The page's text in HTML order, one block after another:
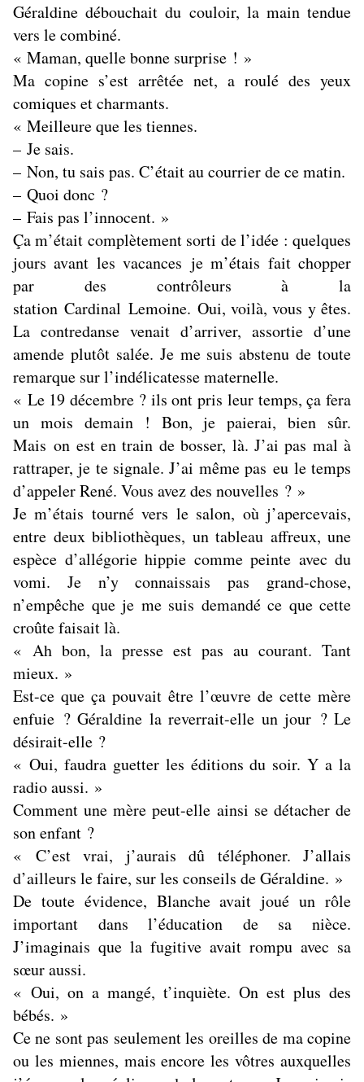
Géraldine débouchait du couloir, la main tendue
vers le combiné.
« Maman, quelle bonne surprise ! »
Ma copine s’est arrêtée net, a roulé des yeux
comiques et charmants.
« Meilleure que les tiennes.
– Je sais.
– Non, tu sais pas. C’était au courrier de ce matin.
– Quoi donc ?
– Fais pas l’innocent. »
Ça m’était complètement sorti de l’idée : quelques
jours avant les vacances je m’étais fait chopper
par des contrôleurs à la
station Cardinal Lemoine. Oui, voilà, vous y êtes.
La contredanse venait d’arriver, assortie d’une
amende plutôt salée. Je me suis abstenu de toute
remarque sur l’indélicatesse maternelle.
« Le 19 décembre ? ils ont pris leur temps, ça fera
un mois demain ! Bon, je paierai, bien sûr.
Mais on est en train de bosser, là. J’ai pas mal à
rattraper, je te signale. J’ai même pas eu le temps
d’appeler René. Vous avez des nouvelles ? »
Je m’étais tourné vers le salon, où j’apercevais,
entre deux bibliothèques, un tableau affreux, une
espèce d’allégorie hippie comme peinte avec du
vomi. Je n’y connaissais pas grand-chose,
n’empêche que je me suis demandé ce que cette
croûte faisait là.
« Ah bon, la presse est pas au courant. Tant
mieux. »
Est-ce que ça pouvait être l’œuvre de cette mère
enfuie ? Géraldine la reverrait-elle un jour ? Le
désirait-elle ?
« Oui, faudra guetter les éditions du soir. Y a la
radio aussi. »
Comment une mère peut-elle ainsi se détacher de
son enfant ?
« C’est vrai, j’aurais dû téléphoner. J’allais
d’ailleurs le faire, sur les conseils de Géraldine. »
De toute évidence, Blanche avait joué un rôle
important dans l’éducation de sa nièce.
J’imaginais que la fugitive avait rompu avec sa
sœur aussi.
« Oui, on a mangé, t’inquiète. On est plus des
bébés. »
Ce ne sont pas seulement les oreilles de ma copine
ou les miennes, mais encore les vôtres auxquelles